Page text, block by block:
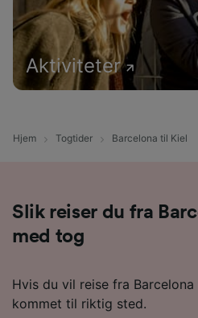
Aktiviteter
Hjem Togtider Barcelona til Kiel
Slik reiser du fra
med tog
Hvis du vil reise fra
kommet til riktig sted.